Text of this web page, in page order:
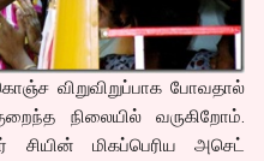
விறுவிறுப்பாக போவதால்
நிலையில் வருகிறோம்.
சியின் மிகப்பெரிய அசெட்